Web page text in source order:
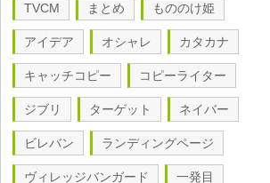
TVCM まとめ もののけ姫
アイデア オシャレ カタカナ
キャッチコピー コピーライター
ジブリ ターゲット ネイバー
ビレバン ランディングページ
ヴィレッジバンガード 一発目